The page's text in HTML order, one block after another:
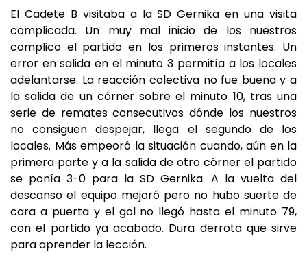
El Cadete B visitaba a la SD Gernika en una visita
complicada. Un muy mal inicio de los nuestros
complico el partido en los primeros instantes. Un
error en salida en el minuto 3 permitía a los locales
adelantarse. La reacción colectiva no fue buena y a
la salida de un córner sobre el minuto 10, tras una
serie de remates consecutivos dónde los nuestros
no consiguen despejar, llega el segundo de los
locales. Más empeoró la situación cuando, aún en la
primera parte y a la salida de otro córner el partido
se ponía 3-0 para la SD Gernika. A la vuelta del
descanso el equipo mejoró pero no hubo suerte de
cara a puerta y el gol no llegó hasta el minuto 79,
con el partido ya acabado. Dura derrota que sirve
para aprender la lección.